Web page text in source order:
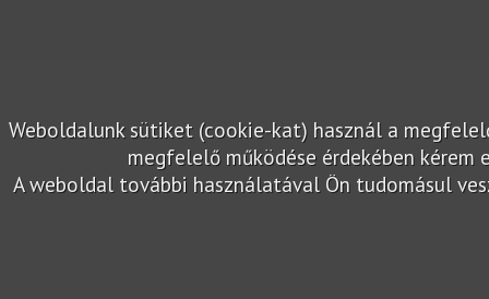
Weboldalunk sütiket (cookie-kat) használ a
megfelelő működése érdekében
A weboldal további használatával Ön tudomásul